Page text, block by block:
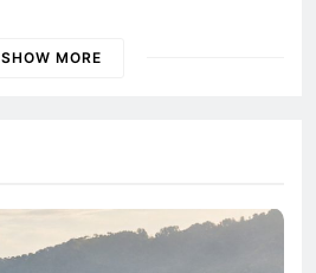
SHOW MORE